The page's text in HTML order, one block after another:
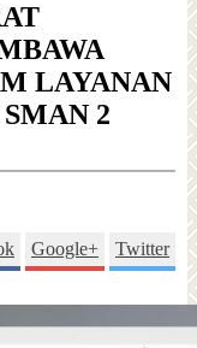
LAYANAN
2
Google+ Twitter